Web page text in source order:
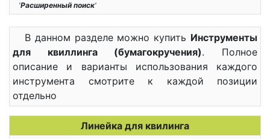
'Расширенный поиск'
В данном разделе можно купить Инструменты
для квиллинга (бумагокручения). Полное
описание и варианты использования каждого
инструмента смотрите к каждой позиции
отдельно
Линейка для квилинга